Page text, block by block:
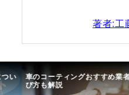
著者:工
い 車のコーティングおすすめ業
び方も解説